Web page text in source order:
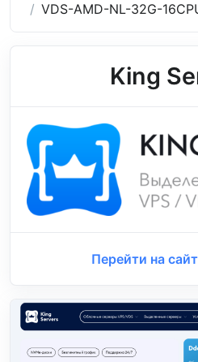
VDS-AMD-NL-32G-
King
Перейти на